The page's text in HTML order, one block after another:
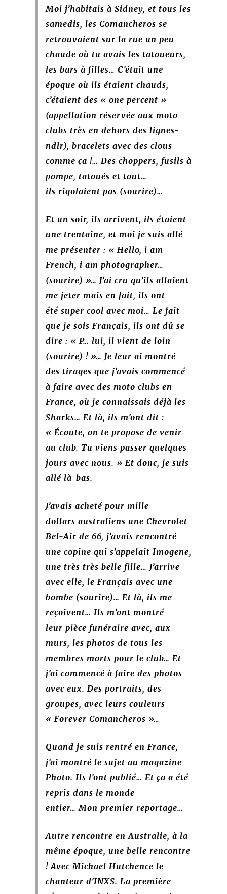
Moi j’habitais à Sidney, et tous les
samedis, les Comancheros se
retrouvaient sur la rue un peu
chaude où tu avais les tatoueurs,
les bars à filles… C’était une
époque où ils étaient chauds,
c’étaient des « one percent »
(appellation réservée aux moto
clubs très en dehors des lignes-
ndlr), bracelets avec des clous
comme ça !… Des choppers, fusils à
pompe, tatoués et tout…
ils rigolaient pas (sourire)…
Et un soir, ils arrivent, ils étaient
une trentaine, et moi je suis allé
me présenter : « Hello, i am
French, i am photographer…
(sourire) »… J’ai cru qu’ils allaient
me jeter mais en fait, ils ont
été super cool avec moi… Le fait
que je sois Français, ils ont dû se
dire : « P… lui, il vient de loin
(sourire) ! »… Je leur ai montré
des tirages que j’avais commencé
à faire avec des moto clubs en
France, où je connaissais déjà les
Sharks… Et là, ils m’ont dit :
« Écoute, on te propose de venir
au club. Tu viens passer quelques
jours avec nous. » Et donc, je suis
allé là-bas.
J’avais acheté pour mille
dollars australiens une Chevrolet
Bel-Air de 66, j’avais rencontré
une copine qui s’appelait Imogene,
une très très belle fille… J’arrive
avec elle, le Français avec une
bombe (sourire)… Et là, ils me
reçoivent… Ils m’ont montré
leur pièce funéraire avec, aux
murs, les photos de tous les
membres morts pour le club… Et
j’ai commencé à faire des photos
avec eux. Des portraits, des
groupes, avec leurs couleurs
« Forever Comancheros »…
Quand je suis rentré en France,
j’ai montré le sujet au magazine
Photo. Ils l’ont publié… Et ça a été
repris dans le monde
entier… Mon premier reportage…
Autre rencontre en Australie, à la
même époque, une belle rencontre
! Avec Michael Hutchence le
chanteur d’INXS. La première